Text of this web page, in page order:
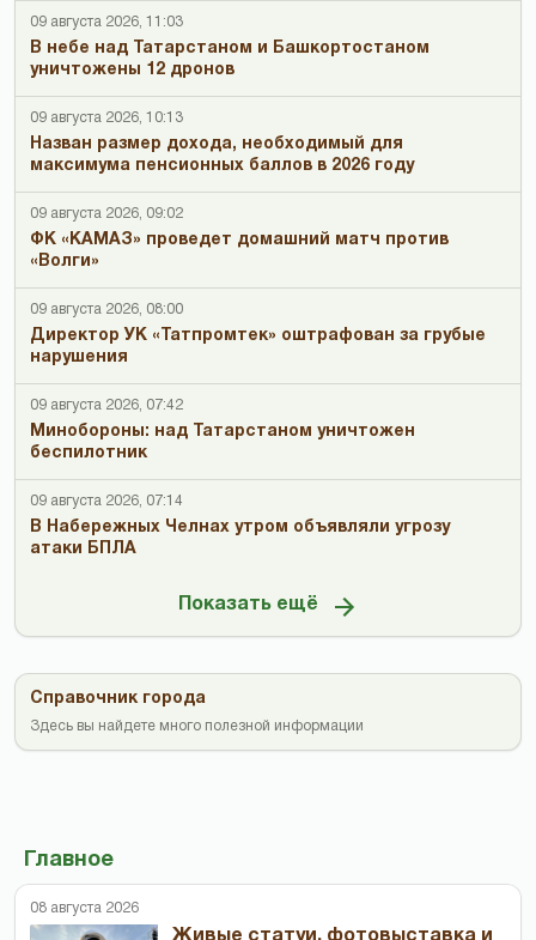
09 августа 2026, 11:03
В небе над Татарстаном и Башкортостаном
уничтожены 12 дронов
09 августа 2026, 10:13
Назван размер дохода, необходимый для
максимума пенсионных баллов в 2026 году
09 августа 2026, 09:02
ФК «КАМАЗ» проведет домашний матч против
«Волги»
09 августа 2026, 08:00
Директор УК «Татпромтек» оштрафован за грубые
нарушения
09 августа 2026, 07:42
Минобороны: над Татарстаном уничтожен
беспилотник
09 августа 2026, 07:14
В Набережных Челнах утром объявляли угрозу
атаки БПЛА
Показать ещё
Справочник города
Здесь вы найдете много полезной информации
Главное
08 августа 2026
Живые статуи, фотовыставка и